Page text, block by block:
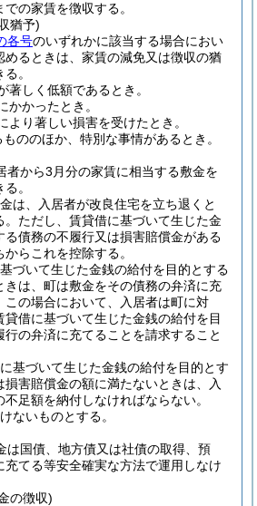
の家賃を徴収する。
猶予)
各号のいずれかに該当する場合におい
めるときは、家賃の減免又は徴収の猶
。
著しく低額であるとき。
かかったとき。
より著しい損害を受けたとき。
ののほか、特別な事情があるとき。
者から3月分の家賃に相当する敷金を
。
は、入居者が改良住宅を立ち退くと
ただし、賃貸借に基づいて生じた金
る債務の不履行又は損害賠償金がある
らこれを控除する。
づいて生じた金銭の給付を目的とする
きは、町は敷金をその債務の弁済に充
この場合において、入居者は町に対
貸借に基づいて生じた金銭の給付を目
行の弁済に充てることを請求すること
基づいて生じた金銭の給付を目的とす
損害賠償金の額に満たないときは、入
足額を納付しなければならない。
ないものとする。
は国債、地方債又は社債の取得、預
充てる等安全確実な方法で運用しなけ
の徴収)